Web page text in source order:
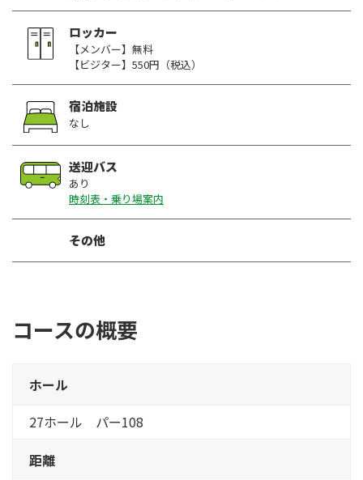
ロッカー
【メンバー】無料
【ビジター】550円（税込）
宿泊施設
なし
送迎バス
あり
時刻表・乗り場案内
その他
コースの概要
ホール
27ホール パー108
距離